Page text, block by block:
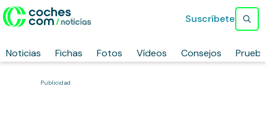
Noticias Fichas Fotos Vídeos Consejos
Suscríbete
Publicidad